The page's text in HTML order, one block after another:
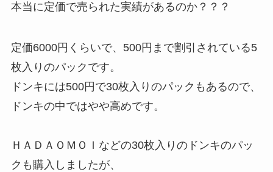
本当に定価で売られた実績があるのか？？？
定価6000円くらいで、500円まで割引されている5
枚入りのパックです。
ドンキには500円で30枚入りのパックもあるので、
ドンキの中ではやや高めです。
ＨＡＤＡＯＭＯＩなどの30枚入りのドンキのパッ
クも購入しましたが、